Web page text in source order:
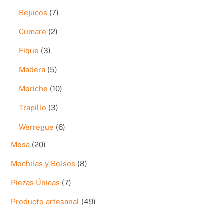
Bejucos 77
Cumare 22
Fique 33
Madera 55
Moriche 1010
Trapillo 33
Werregue 66
Mesa 2020
Mochilas y Bolsos 88
Piezas Únicas 77
Producto artesanal 4949